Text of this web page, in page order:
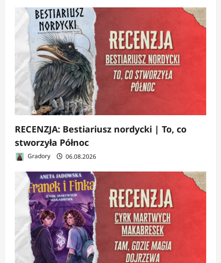
RECENZJA: Bestiariusz nordycki | To, co
stworzyła Północ
Gradory 06.08.2026